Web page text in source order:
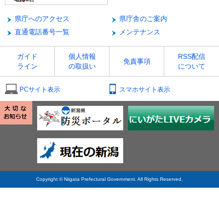
県庁へのアクセス
県庁舎のご案内
直通電話番号一覧
メンテナンス
ガイド
ライン
個人情報
の取扱い
免責事項
RSS配信
について
PCサイト表示 スマホサイト表示
Copyright © Niigata Prefectural Government. All Rights Reserved.